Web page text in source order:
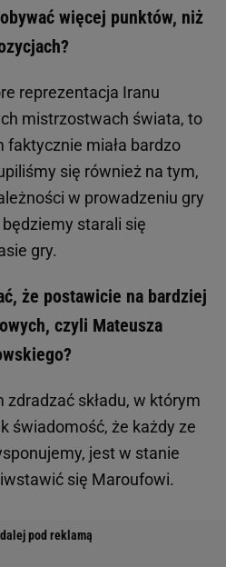
więcej punktów, niż
reprezentacja Iranu
mistrzostwach świata, to
miała bardzo
się również na tym,
w prowadzeniu gry
starali się
gry.
że postawicie na bardziej
czyli Mateusza
zdradzać składu, w którym
świadomość, że każdy ze
jest w stanie
się Maroufowi.